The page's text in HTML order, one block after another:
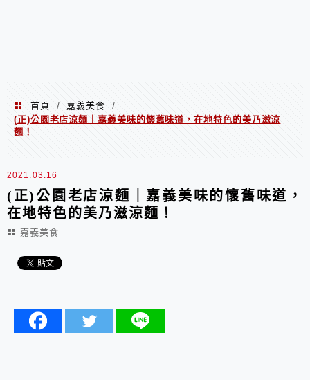
首頁 / 嘉義美食
/
(正)公園老店涼麵｜嘉義美味的懷舊味道，在地特色的美乃滋涼
麵！
2021.03.16
(正)公園老店涼麵｜嘉義美味的懷舊味道，
在地特色的美乃滋涼麵！
嘉義美食